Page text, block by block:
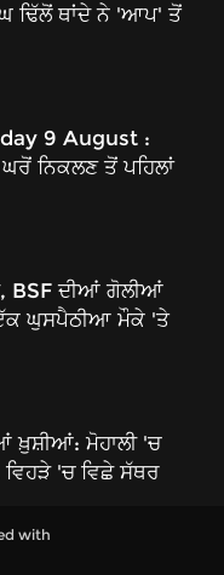
ਢਿੱਲੋਂ ਥਾਂਦੇ ਨੇ 'ਆਪ' ਤੋਂ
9 August :
ਨਿਕਲਣ ਤੋਂ ਪਹਿਲਾਂ
BSF ਦੀਆਂ ਗੋਲੀਆਂ
ਘੁਸਪੈਠੀਆ ਮੌਕੇ 'ਤੇ
ਖ਼ੁਸ਼ੀਆਂ: ਮੋਹਾਲੀ 'ਚ
'ਚ ਵਿਛੇ ਸੱਥਰ
with